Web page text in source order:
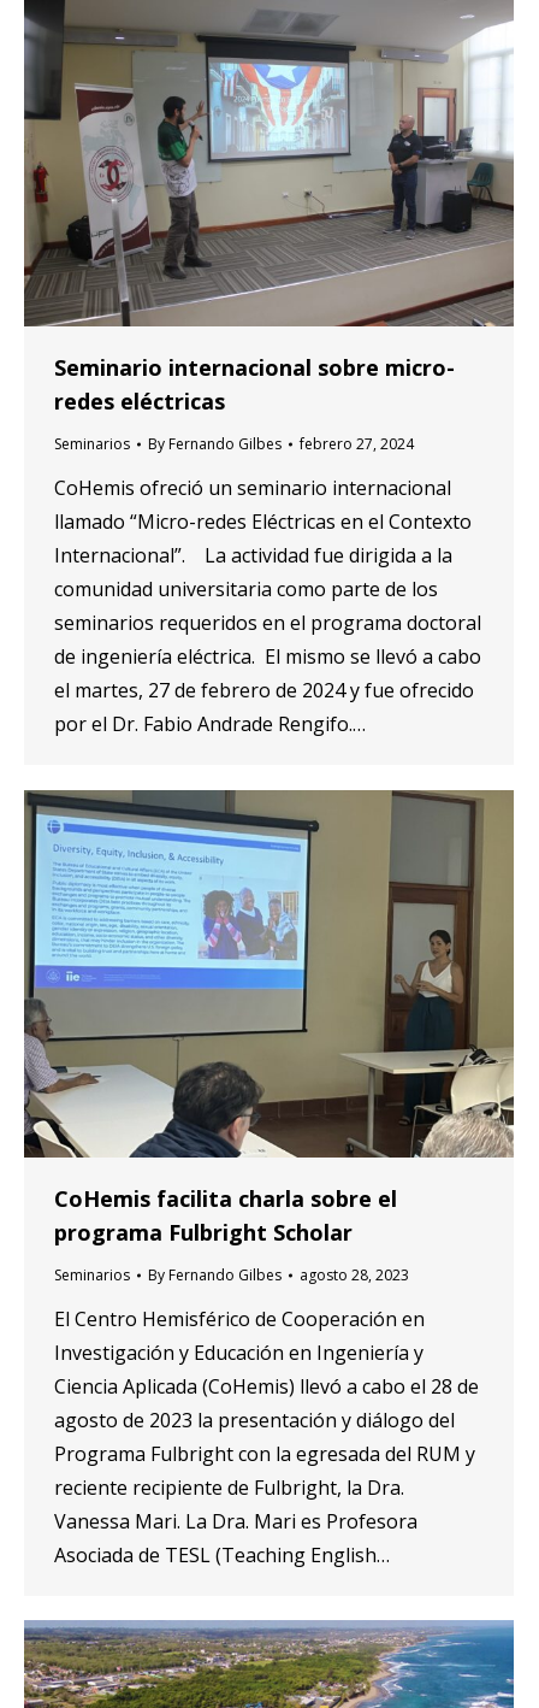
Seminario internacional sobre micro-
redes eléctricas
Seminarios ByFernando Gilbes febrero 27, 2024
CoHemis ofreció un seminario internacional
llamado “Micro-redes Eléctricas en el Contexto
Internacional”. La actividad fue dirigida a la
comunidad universitaria como parte de los
seminarios requeridos en el programa doctoral
de ingeniería eléctrica. El mismo se llevó a cabo
el martes, 27 de febrero de 2024 y fue ofrecido
por el Dr. Fabio Andrade Rengifo.…
CoHemis facilita charla sobre el
programa Fulbright Scholar
Seminarios ByFernando Gilbes agosto 28, 2023
El Centro Hemisférico de Cooperación en
Investigación y Educación en Ingeniería y
Ciencia Aplicada (CoHemis) llevó a cabo el 28 de
agosto de 2023 la presentación y diálogo del
Programa Fulbright con la egresada del RUM y
reciente recipiente de Fulbright, la Dra.
Vanessa Mari. La Dra. Mari es Profesora
Asociada de TESL (Teaching English…